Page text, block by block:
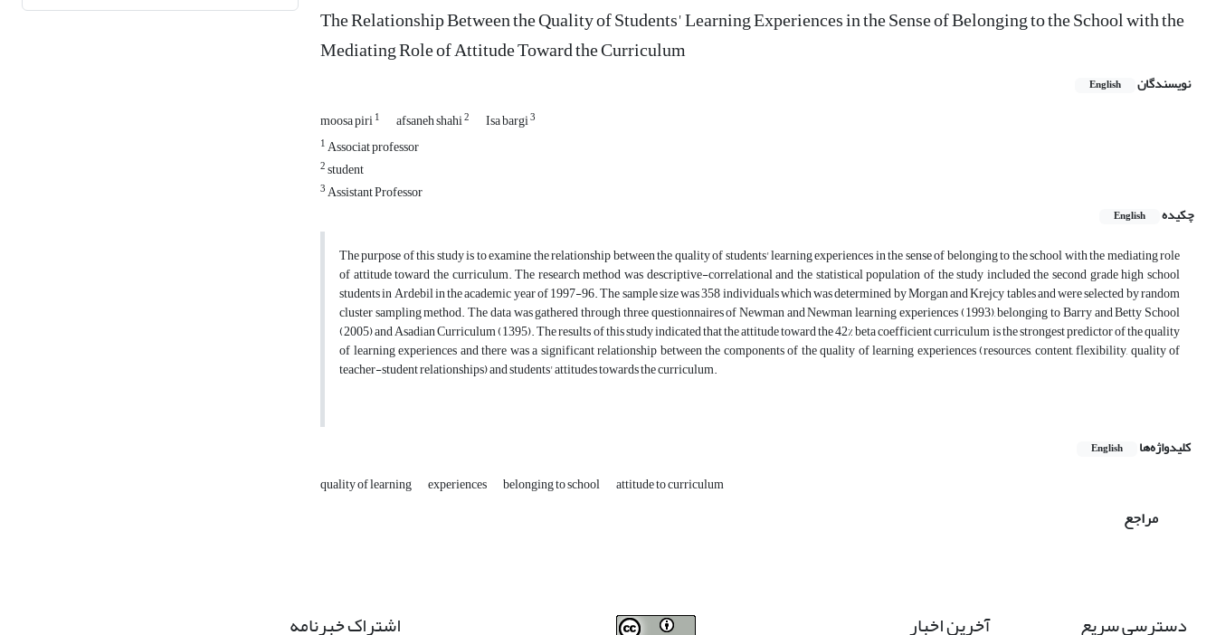
The Relationship Between the Quality of Students' Learning Experiences in the Sense of Belonging to the School with the
Mediating Role of Attitude Toward the Curriculum
نویسندگان English
moosa piri1 afsaneh shahi2 Isa bargi3
1Associat professor
2student
3Assistant Professor
چکیده
English
The purpose of this study is to examine the relationship between the quality of students' learning experiences in the sense of belonging to the school with the mediating role
of attitude toward the curriculum. The research method was descriptive-correlational and the statistical population of the study included the second grade high school
students in Ardebil in the academic year of 1997-96. The sample size was 358 individuals which was determined by Morgan and Krejcy tables and were selected by random
cluster sampling method. The data was gathered through three questionnaires of Newman and Newman learning experiences (1993), belonging to Barry and Betty School
(2005) and Asadian Curriculum (1395). The results of this study indicated that the attitude toward the 42% beta coefficient curriculum is the strongest predictor of the quality
of learning experiences and there was a significant relationship between the components of the quality of learning experiences (resources, content, flexibility, quality of
teacher-student relationships) and students' attitudes towards the curriculum.
کلیدواژه‌ها English
quality of learning experiences belonging to school attitude to curriculum
مراجع
دسترسی سریع آخرین اخبار اشتراک خبرنامه